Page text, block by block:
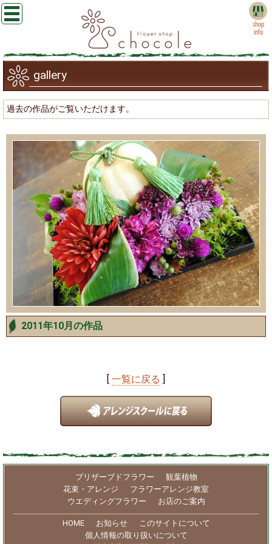
shop
info
gallery
過去の作品がご覧いただけます。
2011年10月の作品
[ 一覧に戻る ]
プリザーブドフラワー
観葉植物
花束・アレンジ
フラワーアレンジ教室
ウエディングフラワー
お店のご案内
HOME お知らせ
このサイトについて
個人情報の取り扱いについて